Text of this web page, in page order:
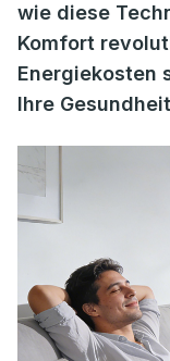
wie diese
Komfort
Energiekosten
Ihre